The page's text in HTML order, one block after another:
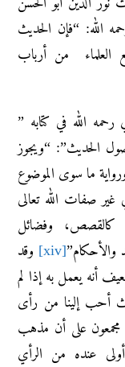
الله: “فإن الحديث
العلماء من أرباب
الله في كتابه ”
أصول الحديث”: “ويجوز
ما سوى الموضوع
صفات الله تعالى
كالقصص، وفضائل
والأحكام”[xiv]
وقد
أنه يعمل به إذا لم
أحب إلينا من رأى
مجمعون على أن مذهب
عنده من الرأي